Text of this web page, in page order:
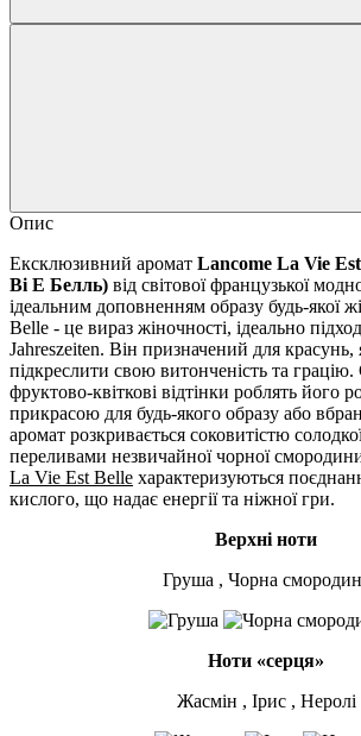
Опис
Ексклюзивний аромат Lancome La Vie
Ві Е Белль) від світової французької
ідеальним доповненням образу будь-якої
Belle - це вираз жіночності, ідеально
Jahreszeiten. Він призначений для красунь,
підкреслити свою витонченість та грацію.
фруктово-квіткові відтінки роблять його
прикрасою для будь-якого образу або
аромат розкривається соковитістю
переливами незвичайної чорної
La Vie Est Belle характеризуються
кислого, що надає енергії та ніжної гри.
Верхні ноти
Груша , Чорна
Ноти «серця»
Жасмін , Ірис , Неролі